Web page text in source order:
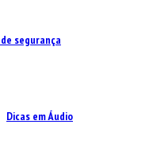
segurança
Dicas em Áudio